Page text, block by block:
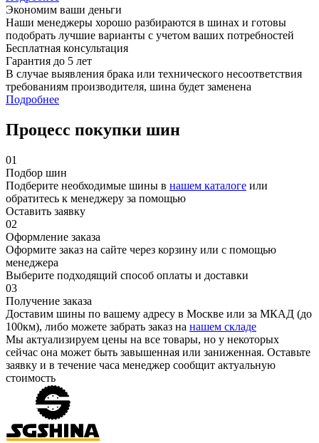
Экономим ваши деньги
Наши менеджеры хорошо разбираются в шинах и готовы
подобрать лучшие варианты с учетом ваших потребностей
Бесплатная консультация
Гарантия до 5 лет
В случае выявления брака или технического несоответствия
требованиям производителя, шина будет заменена
Подробнее
Процесс покупки шин
01
Подбор шин
Подберите необходимые шины в нашем каталоге или
обратитесь к менеджеру за помощью
Оставить заявку
02
Оформление заказа
Оформите заказ на сайте через корзину или с помощью
менеджера
Выберите подходящий способ оплаты и доставки
03
Получение заказа
Доставим шины по вашему адресу в Москве или за МКАД (до
100км), либо можете забрать заказ на нашем складе
Мы актуализируем цены на все товары, но у некоторых
сейчас она может быть завышенная или заниженная. Оставьте
заявку и в течение часа менеджер сообщит актуальную
стоимость